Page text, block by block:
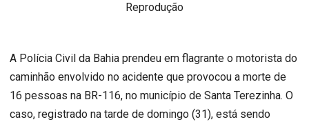
Reprodução
A Polícia Civil da Bahia prendeu em flagrante o motorista do
caminhão envolvido no acidente que provocou a morte de
16 pessoas na BR-116, no município de Santa Terezinha. O
caso, registrado na tarde de domingo (31), está sendo